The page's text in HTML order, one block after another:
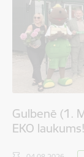
Gulbenē (1.
EKO laukums!